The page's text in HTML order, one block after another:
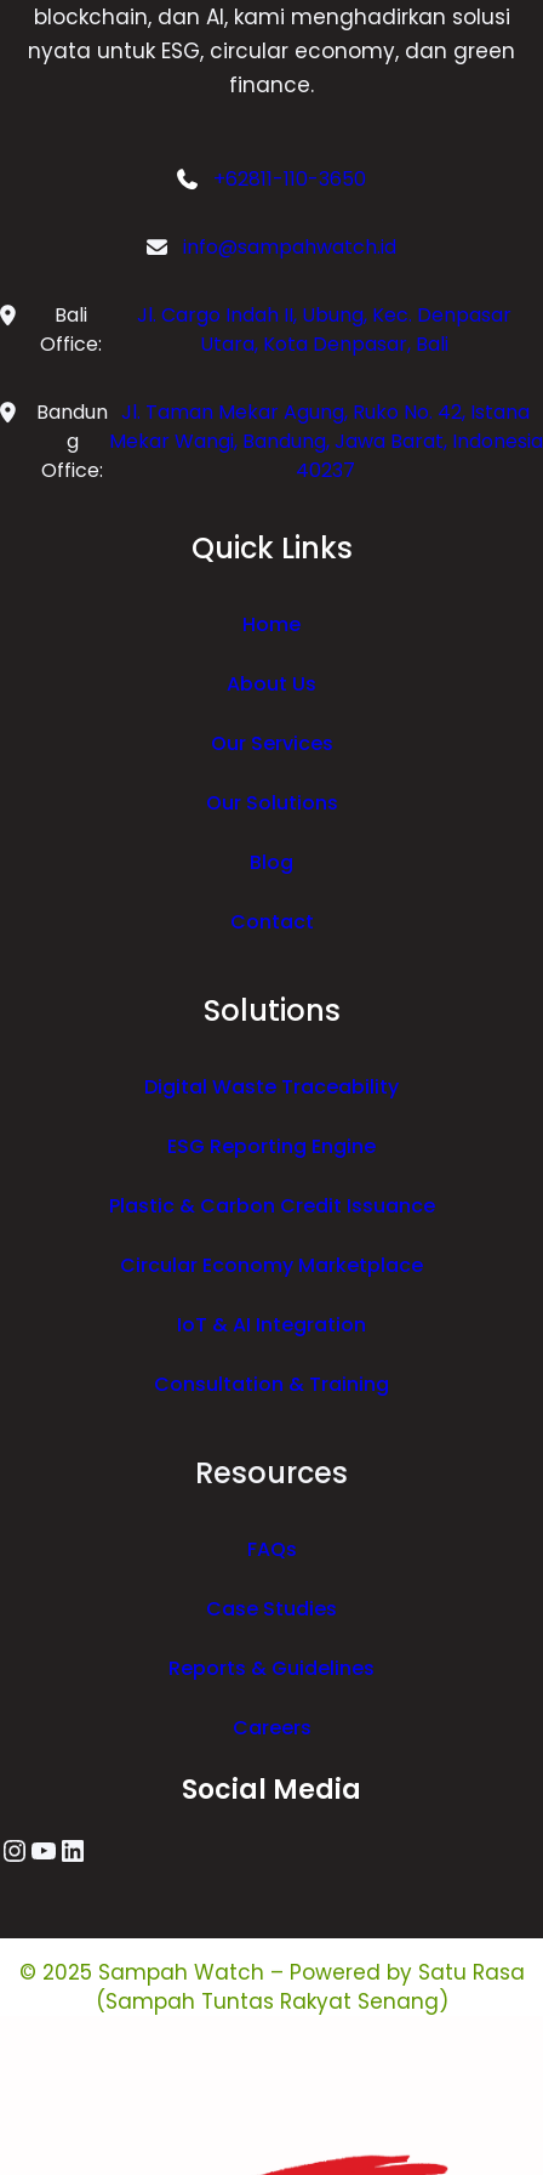
blockchain, dan AI, kami menghadirkan solusi
nyata untuk ESG, circular economy, dan green
finance.
+62811-110-3650
info@sampahwatch.id
Bali
Office:
Jl. Cargo Indah II, Ubung, Kec. Denpasar
Utara, Kota Denpasar, Bali
Bandun
g
Office:
Jl. Taman Mekar Agung, Ruko No. 42, Istana
Mekar Wangi, Bandung, Jawa Barat, Indonesia
40237
Quick Links
Home
About Us
Our Services
Our Solutions
Blog
Contact
Solutions
Digital Waste Traceability
ESG Reporting Engine
Plastic & Carbon Credit Issuance
Circular Economy Marketplace
IoT & AI Integration
Consultation & Training
Resources
FAQs
Case Studies
Reports & Guidelines
Careers
Social Media
InstagramYouTube LinkedIn
© 2025 Sampah Watch – Powered by Satu Rasa
(Sampah Tuntas Rakyat Senang)